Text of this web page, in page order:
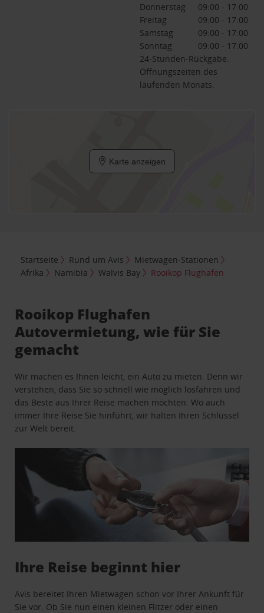
Donnerstag
09:00 - 17:00
Freitag
09:00 - 17:00
Samstag
09:00 - 17:00
Sonntag
09:00 - 17:00
24-Stunden-Rückgabe.
Öffnungszeiten des
laufenden Monats.
Karte anzeigen
Startseite Rund um Avis
Mietwagen-Stationen
Afrika
Namibia Walvis Bay Rooikop Flughafen
Rooikop Flughafen
Autovermietung, wie für Sie
gemacht
Wir machen es Ihnen leicht, ein Auto zu mieten. Denn wir
verstehen, dass Sie so schnell wie möglich losfahren und
das Beste aus Ihrer Reise machen möchten. Wo auch
immer Ihre Reise Sie hinführt, wir halten Ihren Schlüssel
zur Welt bereit.
Ihre Reise beginnt hier
Avis bereitet Ihren Mietwagen schon vor Ihrer Ankunft für
Sie vor. Ob Sie nun einen kleinen Flitzer oder einen